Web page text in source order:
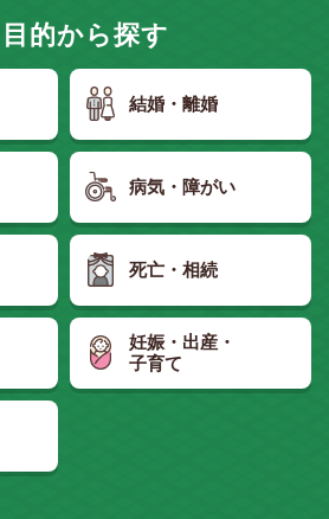
目的から探す
結婚・離婚
病気・障がい
死亡・相続
妊娠・出産・
子育て